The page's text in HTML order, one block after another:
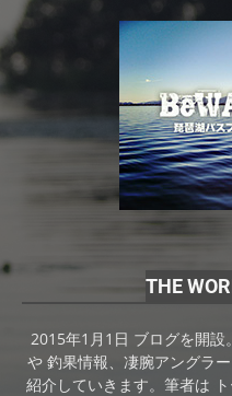
THE
2015年1月1日 ブログを開
や 釣果情報、凄腕アングラ
紹介していきます。筆者は